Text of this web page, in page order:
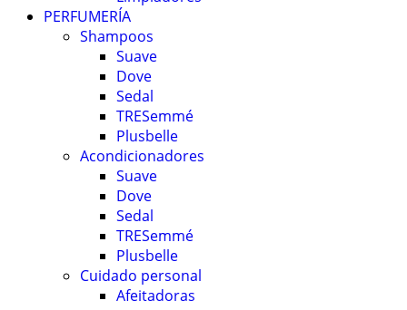
PERFUMERÍA
Shampoos
Suave
Dove
Sedal
TRESemmé
Plusbelle
Acondicionadores
Suave
Dove
Sedal
TRESemmé
Plusbelle
Cuidado personal
Afeitadoras